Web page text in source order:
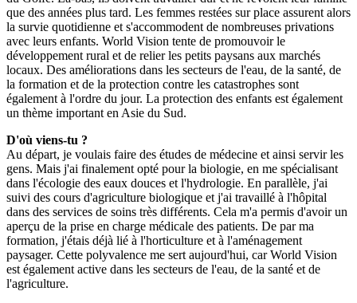
que des années plus tard. Les femmes restées sur place assurent alors
la survie quotidienne et s'accommodent de nombreuses privations
avec leurs enfants. World Vision tente de promouvoir le
développement rural et de relier les petits paysans aux marchés
locaux. Des améliorations dans les secteurs de l'eau, de la santé, de
la formation et de la protection contre les catastrophes sont
également à l'ordre du jour. La protection des enfants est également
un thème important en Asie du Sud.
D'où viens-tu ?
Au départ, je voulais faire des études de médecine et ainsi servir les
gens. Mais j'ai finalement opté pour la biologie, en me spécialisant
dans l'écologie des eaux douces et l'hydrologie. En parallèle, j'ai
suivi des cours d'agriculture biologique et j'ai travaillé à l'hôpital
dans des services de soins très différents. Cela m'a permis d'avoir un
aperçu de la prise en charge médicale des patients. De par ma
formation, j'étais déjà lié à l'horticulture et à l'aménagement
paysager. Cette polyvalence me sert aujourd'hui, car World Vision
est également active dans les secteurs de l'eau, de la santé et de
l'agriculture.